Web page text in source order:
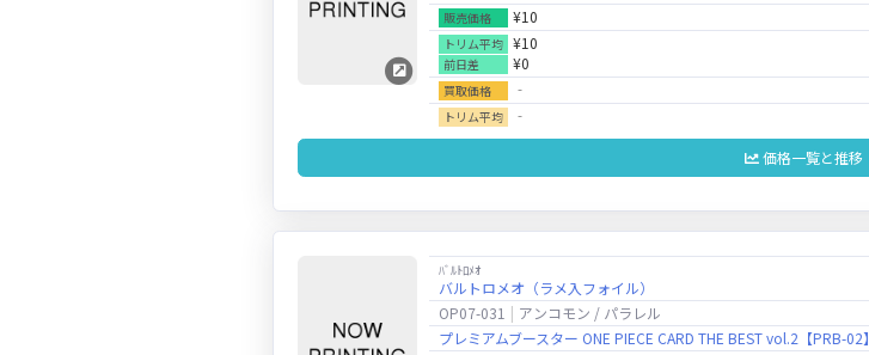
販売価格 ¥10
トリム平均 ¥10
前日差 ¥0
買取価格 ‐
トリム平均 ‐
価格一覧と推移
ﾊﾞﾙﾄﾛﾒｵ
バルトロメオ（ラメ入フォイル）
OP07-031
アンコモン / パラレル
プレミアムブースター ONE PIECE CARD THE BEST vol.2【PRB-02】